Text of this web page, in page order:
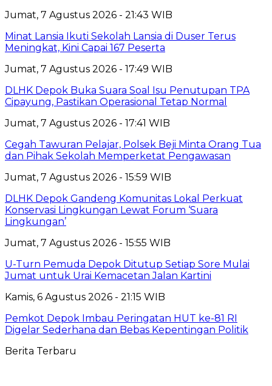
Jumat, 7 Agustus 2026 - 21:43 WIB
Minat Lansia Ikuti Sekolah Lansia di Duser Terus
Meningkat, Kini Capai 167 Peserta
Jumat, 7 Agustus 2026 - 17:49 WIB
DLHK Depok Buka Suara Soal Isu Penutupan TPA
Cipayung, Pastikan Operasional Tetap Normal
Jumat, 7 Agustus 2026 - 17:41 WIB
Cegah Tawuran Pelajar, Polsek Beji Minta Orang Tua
dan Pihak Sekolah Memperketat Pengawasan
Jumat, 7 Agustus 2026 - 15:59 WIB
DLHK Depok Gandeng Komunitas Lokal Perkuat
Konservasi Lingkungan Lewat Forum ‘Suara
Lingkungan’
Jumat, 7 Agustus 2026 - 15:55 WIB
U-Turn Pemuda Depok Ditutup Setiap Sore Mulai
Jumat untuk Urai Kemacetan Jalan Kartini
Kamis, 6 Agustus 2026 - 21:15 WIB
Pemkot Depok Imbau Peringatan HUT ke-81 RI
Digelar Sederhana dan Bebas Kepentingan Politik
Berita Terbaru